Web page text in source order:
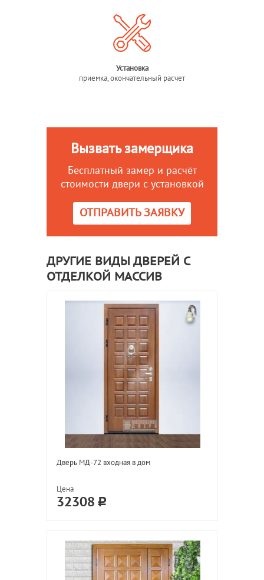
Установка
приемка, окончательный расчет
Вызвать замерщика
Бесплатный замер и расчёт
стоимости двери с установкой
ОТПРАВИТЬ ЗАЯВКУ
ДРУГИЕ ВИДЫ ДВЕРЕЙ С
ОТДЕЛКОЙ МАССИВ
Дверь МД-72 входная в дом
Цена
32308